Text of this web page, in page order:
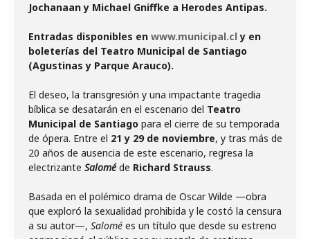
Jochanaan y Michael Gniffke a Herodes Antipas.
Entradas disponibles en www.municipal.cl y en
boleterías del Teatro Municipal de Santiago
(Agustinas y Parque Arauco).
El deseo, la transgresión y una impactante tragedia
bíblica se desatarán en el escenario del Teatro
Municipal de Santiago para el cierre de su temporada
de ópera. Entre el 21 y 29 de noviembre, y tras más de
20 años de ausencia de este escenario, regresa la
electrizante Saloméde Richard Strauss.
Basada en el polémico drama de Oscar Wilde —obra
que exploró la sexualidad prohibida y le costó la censura
a su autor—, Salomé es un título que desde su estreno